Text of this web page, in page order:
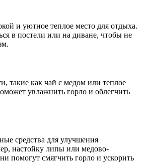
и уютное теплое место для отдыха.
в постели или на диване, чтобы не
такие как чай с медом или теплое
увлажнить горло и облегчить
средства для улучшения
настойку липы или медово-
помогут смягчить горло и ускорить